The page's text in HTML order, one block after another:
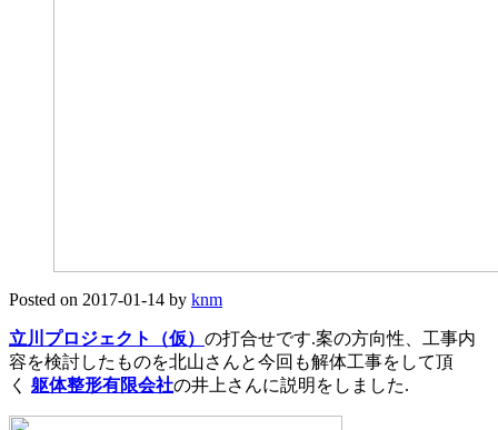
Posted on 2017-01-14 by knm
立川プロジェクト（仮） の打合せです.案の方向性、工事内
容を検討したものを北山さんと今回も解体工事をして頂
く 躯体整形有限会社の井上さんに説明をしました.